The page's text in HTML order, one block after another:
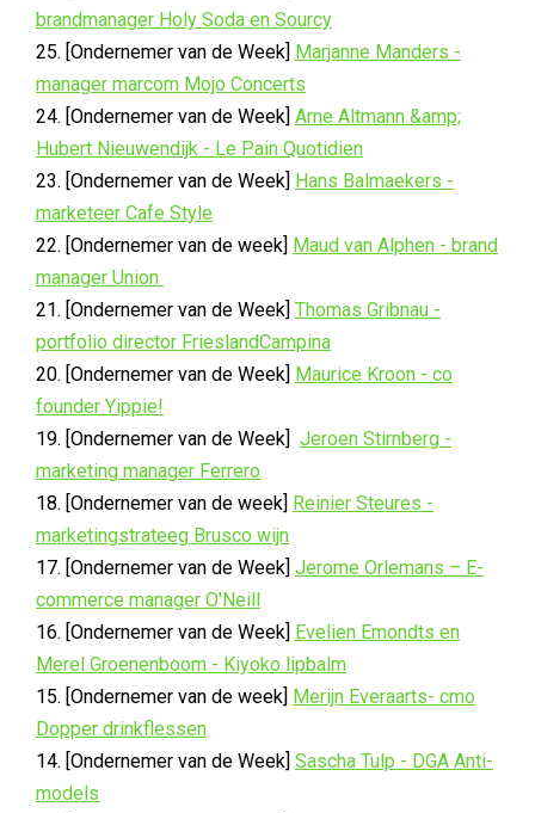
brandmanager Holy Soda en Sourcy
25. [Ondernemer van de Week] Marjanne Manders -
manager marcom Mojo Concerts
24. [Ondernemer van de Week] Arne Altmann &amp;
Hubert Nieuwendijk - Le Pain Quotidien
23. [Ondernemer van de Week] Hans Balmaekers -
marketeer Cafe Style
22. [Ondernemer van de week] Maud van Alphen - brand
manager Union
21. [Ondernemer van de Week] Thomas Gribnau -
portfolio director FrieslandCampina
20. [Ondernemer van de Week] Maurice Kroon - co
founder Yippie!
19. [Ondernemer van de Week] Jeroen Stirnberg -
marketing manager Ferrero
18. [Ondernemer van de week] Reinier Steures -
marketingstrateeg Brusco wijn
17. [Ondernemer van de Week] Jerome Orlemans – E-
commerce manager O'Neill
16. [Ondernemer van de Week] Evelien Emondts en
Merel Groenenboom - Kiyoko lipbalm
15. [Ondernemer van de week] Merijn Everaarts- cmo
Dopper drinkflessen
14. [Ondernemer van de Week] Sascha Tulp - DGA Anti-
models